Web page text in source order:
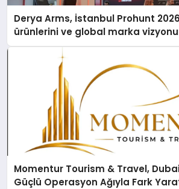
Derya Arms, İstanbul Prohunt
ürünlerini ve global marka
Momentur Tourism & Travel,
Güçlü Operasyon Ağıyla Fark